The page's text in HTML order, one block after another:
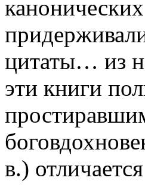
цитаты… из
эти книги
в.)